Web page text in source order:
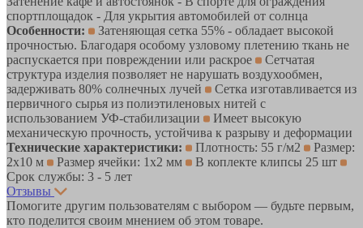
спортплощадок - Для укрытия автомобилей от солнца
Особенности:
Затеняющая сетка 55% - обладает высокой
прочностью. Благодаря особому узловому плетению ткань не
распускается при повреждении или раскрое
Сетчатая
структура изделия позволяет не нарушать воздухообмен,
задерживать 80% солнечных лучей
Сетка изготавливается из
первичного сырья из полиэтиленовых нитей с
использованием УФ-стабилизации
Имеет высокую
механическую прочность, устойчива к разрыву и деформации
Технические характеристики:
Плотность: 55 г/м2
Размер:
2х10 м
Размер ячейки: 1х2 мм
В коплекте клипсы 25 шт
Срок службы: 3 - 5 лет
Отзывы
Помогите другим пользователям с выбором — будьте первым,
кто поделится своим мнением об этом товаре.